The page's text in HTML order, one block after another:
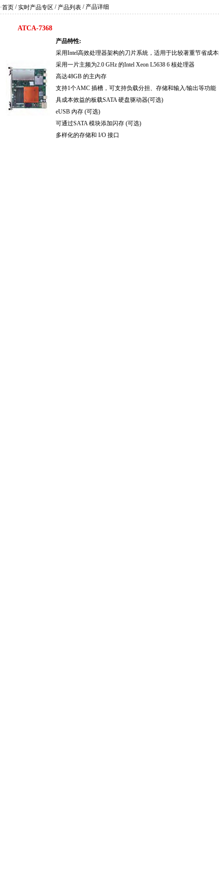
·首页 /实时产品专区 / 产品列表 / 产品详细
ATCA-7368
产品特性:
采用Intel高效处理器架构的刀片系統，适用于比较著重节省成
采用一片主频为2.0 GHz 的Intel Xeon L5638 6 核处理器
高达48GB 的主內存
支持1个AMC 插槽，可支持负载分担、存储和输入/输出等功能
具成本效益的板载SATA 硬盘驱动器(可选)
eUSB 內存 (可选)
可通过SATA 模块添加闪存 (可选)
多样化的存储和 I/O 接口